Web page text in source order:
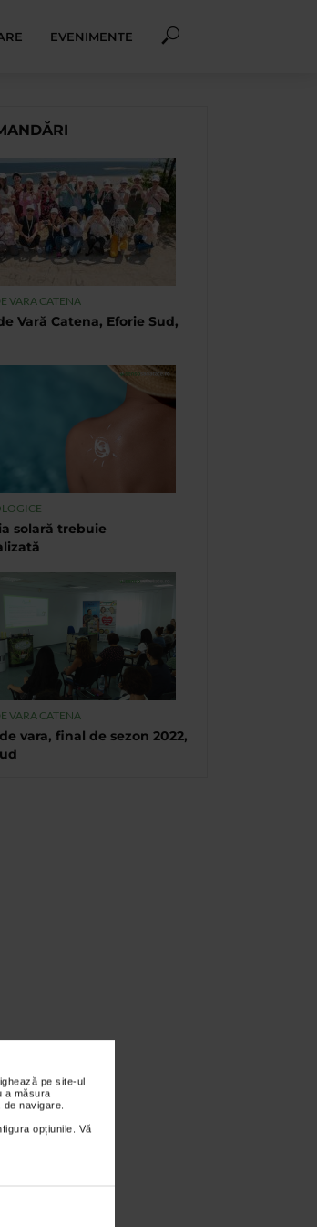
pe site-ul
a măsura
navigare.
opțiunile. Vă
EVENIMENTE
VARA CATENA
Vară Catena, Eforie Sud,
solară trebuie
VARA CATENA
vara, final de sezon 2022,